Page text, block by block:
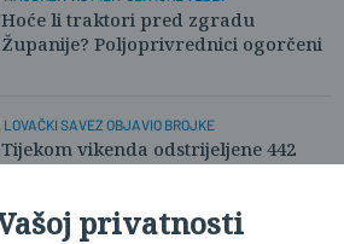
Hoće li traktori pred zgradu
Županije? Poljoprivrednici ogorčeni
LOVAČKI SAVEZ OBJAVIO BROJKE
Tijekom vikenda odstrijeljene 442
privatnosti